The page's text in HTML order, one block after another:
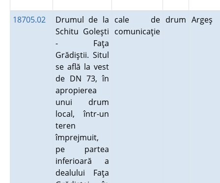
18705.02
Drumul de la
Schitu Goleşti
- Faţa
Grădiştii. Situl
se află la vest
de DN 73, în
apropierea
unui drum
local, într-un
teren
împrejmuit,
pe partea
inferioară a
dealului Faţa
cale de
comunicaţie
drum Argeş